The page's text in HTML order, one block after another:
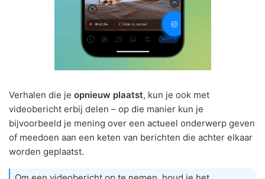
Verhalen die je opnieuw plaatst, kun je ook met
videobericht erbij delen – op die manier kun je
bijvoorbeeld je mening over een actueel onderwerp geven
of meedoen aan een keten van berichten die achter elkaar
worden geplaatst.